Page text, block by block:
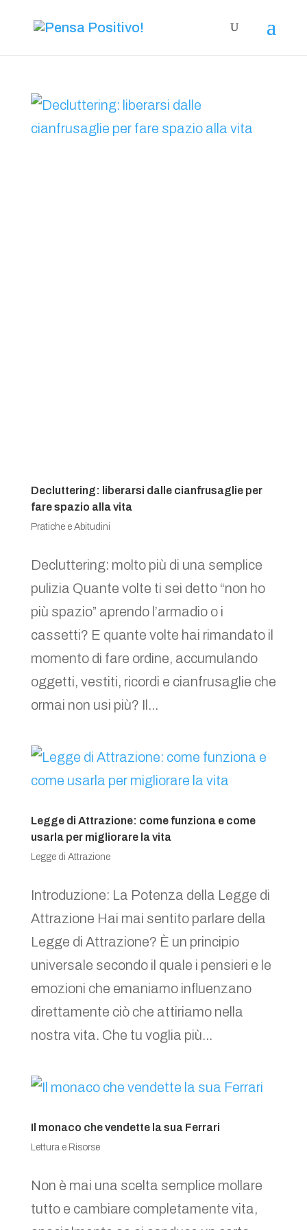
Decluttering: liberarsi dalle cianfrusaglie per
fare spazio alla vita
Pratiche e Abitudini
Decluttering: molto più di una semplice
pulizia Quante volte ti sei detto “non ho
più spazio” aprendo l’armadio o i
cassetti? E quante volte hai rimandato il
momento di fare ordine, accumulando
oggetti, vestiti, ricordi e cianfrusaglie che
ormai non usi più? Il...
Legge di Attrazione: come funziona e come
usarla per migliorare la vita
Legge di Attrazione
Introduzione: La Potenza della Legge di
Attrazione Hai mai sentito parlare della
Legge di Attrazione? È un principio
universale secondo il quale i pensieri e le
emozioni che emaniamo influenzano
direttamente ciò che attiriamo nella
nostra vita. Che tu voglia più...
Il monaco che vendette la sua Ferrari
Lettura e Risorse
Non è mai una scelta semplice mollare
tutto e cambiare completamente vita,